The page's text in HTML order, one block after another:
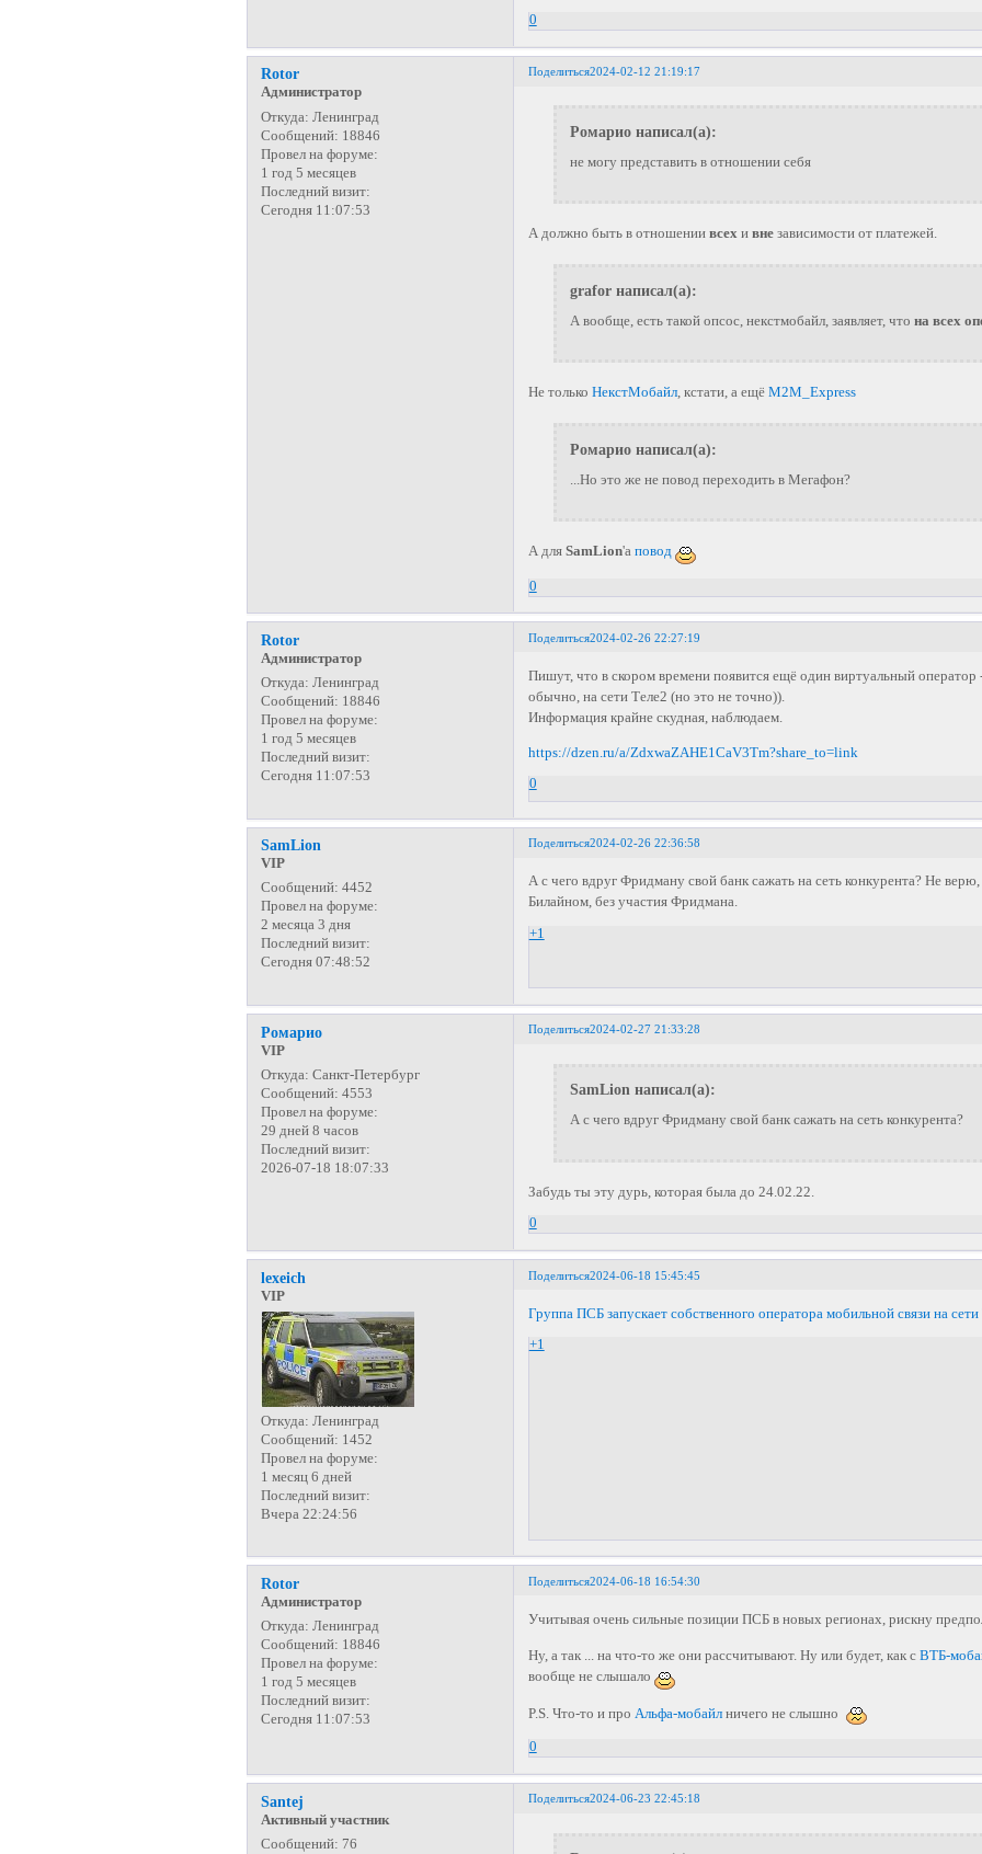
0
Поделиться2024-02-12 21:19:17
Rotor
Администратор
Откуда: Ленинград
Сообщений: 18846
Провел на форуме:
1 год 5 месяцев
Последний визит:
Сегодня 11:07:53
Ромарио написал(а):
не могу представить в отношении себя
А должно быть в отношении всехи внезависимости от платежей.
grafor написал(а):
А вообще, есть такой опсос, некстмобайл, заявляет, чтона всех
Не только НекстМобайл, кстати, а ещё M2M_Express
Ромарио написал(а):
...Но это же не повод переходить в Мегафон?
А для SamLion'а повод
0
Поделиться2024-02-26 22:27:19
Rotor
Администратор
Откуда: Ленинград
Сообщений: 18846
Провел на форуме:
1 год 5 месяцев
Последний визит:
Сегодня 11:07:53
Пишут, что в скором времени появится ещё один виртуальный
обычно, на сети Теле2 (но это не точно)).
Информация крайне скудная, наблюдаем.
https://dzen.ru/a/ZdxwaZAHE1CaV3Tm?share_to=link
0
Поделиться2024-02-26 22:36:58
SamLion
VIP
Сообщений: 4452
Провел на форуме:
2 месяца 3 дня
Последний визит:
Сегодня 07:48:52
А с чего вдруг Фридману свой банк сажать на сеть конкурента? Не
Билайном, без участия Фридмана.
+1
Поделиться2024-02-27 21:33:28
Ромарио
VIP
Откуда: Санкт-Петербург
Сообщений: 4553
Провел на форуме:
29 дней 8 часов
Последний визит:
2026-07-18 18:07:33
SamLion написал(а):
А с чего вдруг Фридману свой банк сажать на сеть конкурента?
Забудь ты эту дурь, которая была до 24.02.22.
0
Поделиться2024-06-18 15:45:45
lexeich
VIP
Откуда: Ленинград
Сообщений: 1452
Провел на форуме:
1 месяц 6 дней
Последний визит:
Вчера 22:24:56
Группа ПСБ запускает собственного оператора мобильной связи на сети
+1
Поделиться2024-06-18 16:54:30
Rotor
Администратор
Откуда: Ленинград
Сообщений: 18846
Провел на форуме:
1 год 5 месяцев
Последний визит:
Сегодня 11:07:53
Учитывая очень сильные позиции ПСБ в новых регионах, рискну
Ну, а так ... на что-то же они рассчитывают. Ну или будет, как с ВТБ-
вообще не слышало
P.S. Что-то и про Альфа-мобайлничего не слышно
0
Поделиться2024-06-23 22:45:18
Santej
Активный участник
Сообщений: 76